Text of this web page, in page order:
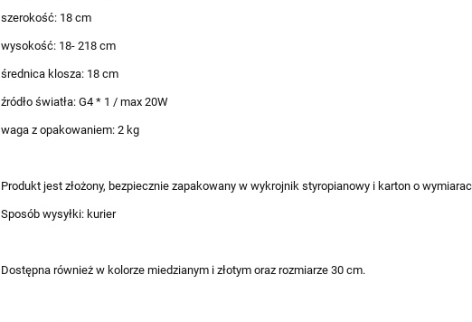
szerokość: 18 cm
wysokość: 18- 218 cm
średnica klosza: 18 cm
źródło światła: G4 * 1 / max 20W
waga z opakowaniem: 2 kg
Produkt jest złożony, bezpiecznie zapakowany w wykrojnik styropianowy i karton o
Sposób wysyłki: kurier
Dostępna również w kolorze miedzianym i złotym oraz rozmiarze 30 cm.